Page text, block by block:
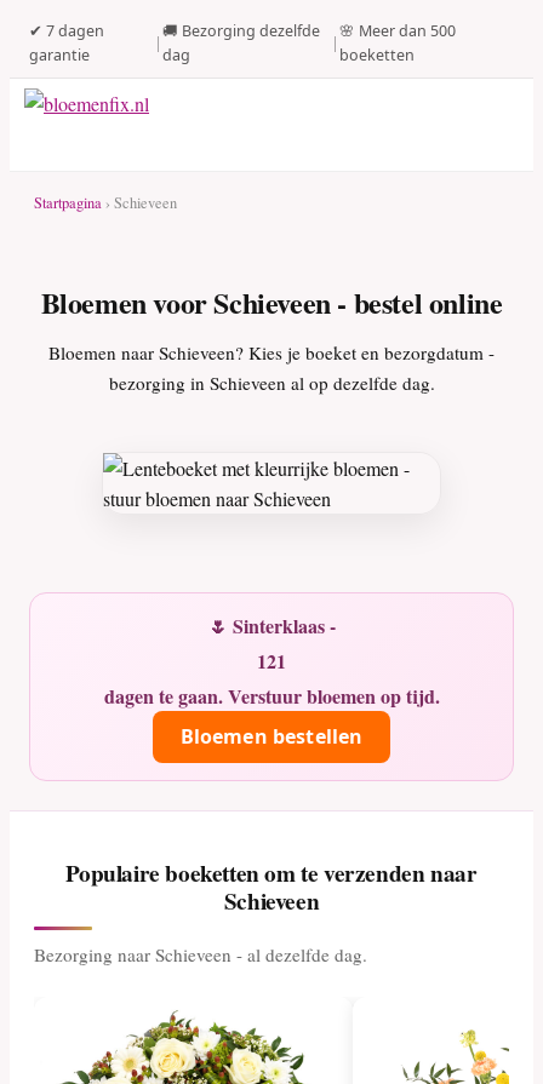
✔ 7 dagen
garantie
|
🚚 Bezorging dezelfde
dag
|
🌸 Meer dan 500
boeketten
Startpagina › Schieveen
Bloemen voor Schieveen - bestel online
Bloemen naar Schieveen? Kies je boeket en bezorgdatum -
bezorging in Schieveen al op dezelfde dag.
🌷 Sinterklaas -
121
dagen te gaan. Verstuur bloemen op tijd.
Bloemen bestellen
Populaire boeketten om te verzenden naar
Schieveen
Bezorging naar Schieveen - al dezelfde dag.